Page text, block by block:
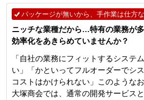
パッケージが無いから、手作業は仕方
ニッチな業種だから…特有の業務
効率化をあきらめていませんか？
「自社の業務にフィットするシステ
い」「かといってフルオーダーでシ
コストはかけられない」このような
大塚商会では、通常の開発サービス